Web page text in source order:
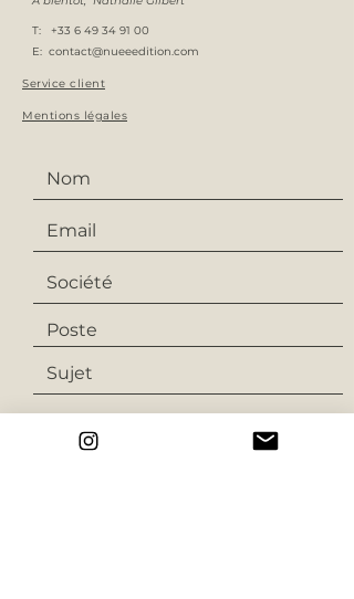
T: +33 6 49 34 91 00
E: contact@nueeedition.com
Service client
Mentions légales